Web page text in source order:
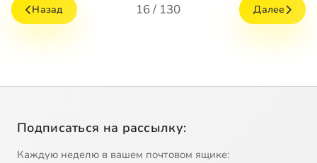
Назад 16 / 130 Далее
Подписаться на рассылку:
Каждую неделю в вашем почтовом ящике: